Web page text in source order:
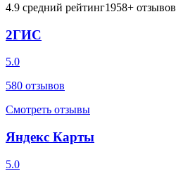
4.9 средний рейтинг1958+ отзывов
2ГИС
5.0
580 отзывов
Смотреть отзывы
Яндекс Карты
5.0